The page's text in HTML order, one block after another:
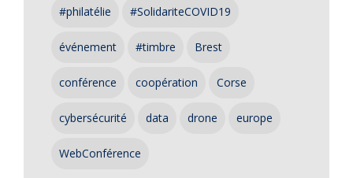
#philatélie #SolidariteCOVID19
événement #timbre Brest
conférence coopération Corse
cybersécurité data drone europe
WebConférence